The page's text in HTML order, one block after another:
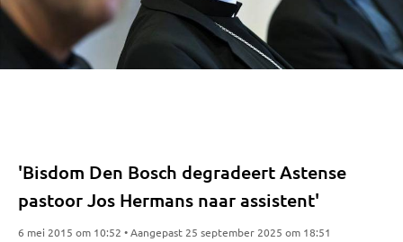
'Bisdom Den Bosch degradeert Astense
pastoor Jos Hermans naar assistent'
6 mei 2015 om 10:52 • Aangepast 25 september 2025 om 18:51